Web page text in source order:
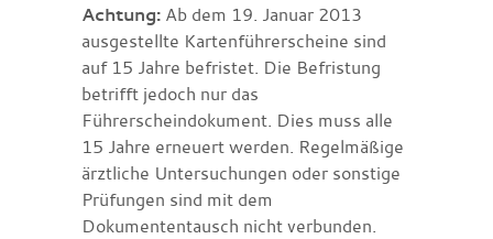
Achtung: Ab dem 19. Januar 2013
ausgestellte Kartenführerscheine sind
auf 15 Jahre befristet. Die Befristung
betrifft jedoch nur das
Führerscheindokument. Dies muss alle
15 Jahre erneuert werden. Regelmäßige
ärztliche Untersuchungen oder sonstige
Prüfungen sind mit dem
Dokumententausch nicht verbunden.